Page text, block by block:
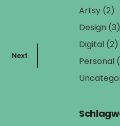
Next
Artsy (2)
Design (3)
Digital (2)
Personal